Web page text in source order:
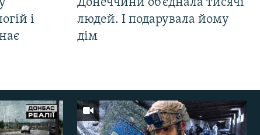
і
Донеччини об’єднала тисячі
людей. І подарувала йому
дім